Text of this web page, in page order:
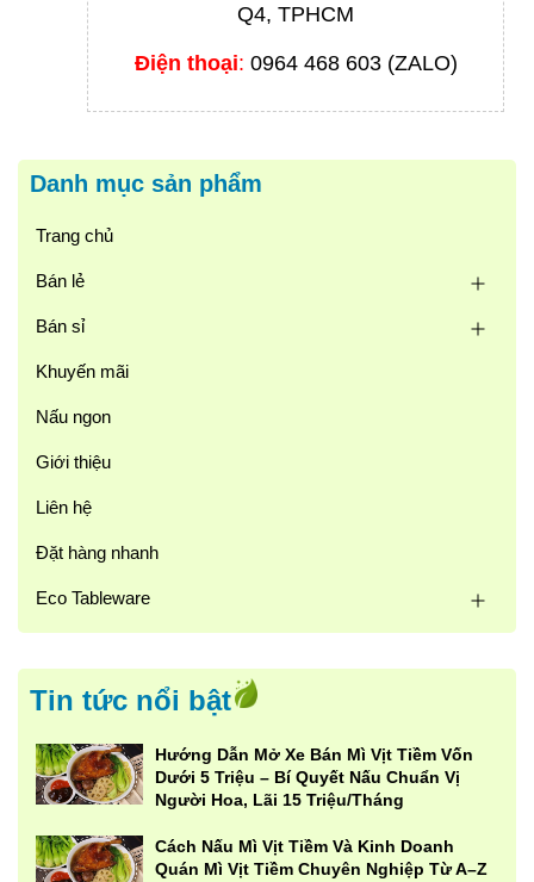
Q4, TPHCM
Điện thoại: 0964 468 603 (ZALO)
Danh mục sản phẩm
Trang chủ
Bán lẻ
Bán sỉ
Khuyến mãi
Nấu ngon
Giới thiệu
Liên hệ
Đặt hàng nhanh
Eco Tableware
Tin tức nổi bật
Hướng Dẫn Mở Xe Bán Mì Vịt Tiềm Vốn
Dưới 5 Triệu – Bí Quyết Nấu Chuẩn Vị
Người Hoa, Lãi 15 Triệu/Tháng
Cách Nấu Mì Vịt Tiềm Và Kinh Doanh
Quán Mì Vịt Tiềm Chuyên Nghiệp Từ A–Z